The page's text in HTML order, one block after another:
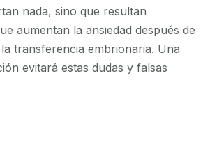
nada, sino que resultan
aumentan la ansiedad después de
transferencia embrionaria. Una
evitará estas dudas y falsas